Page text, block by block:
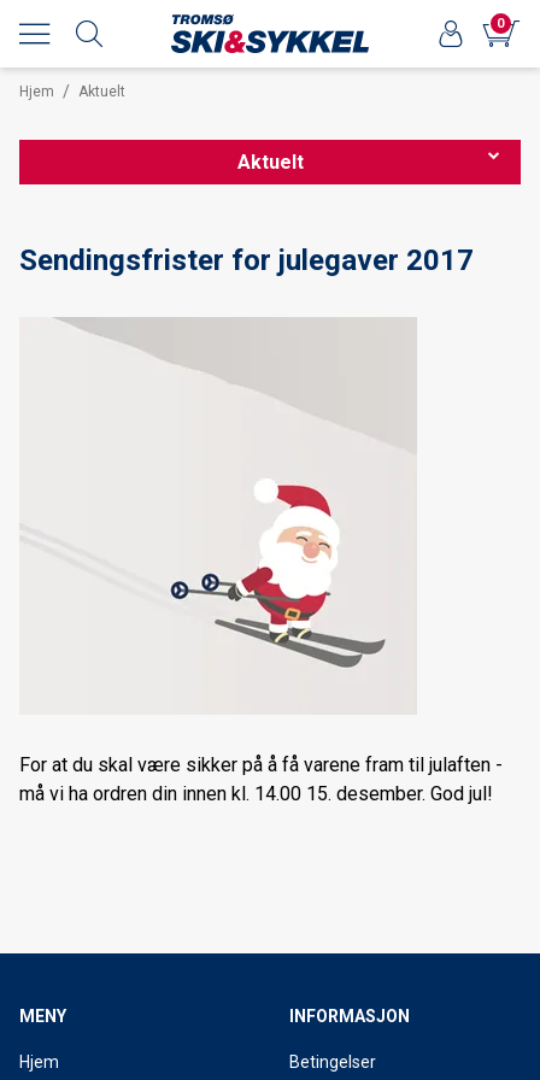
0
Hjem / Aktuelt
Aktuelt
Nordnorsk sykkelmesse 2025
OPPDATERT Smøretips Reistadløpet 2025
Ekspedisjoner og turinspirasjon med Kristin Harila hos Tromsø
Ski, snowshoe & bike rental in Tromsø
Filmvisning med Nikolai Schirmer
Nordnorsk sykkelmesse 2024
Cannondale Moterra SL
Forhåndsbestilling langrennsski 2023/24
Sendingsfrister for julegaver 2017
For at du skal være sikker på å få varene fram til julaften -
må vi ha ordren din innen kl. 14.00 15. desember. God jul!
MENY
Hjem
INFORMASJON
Betingelser